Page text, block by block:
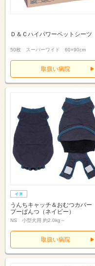
Ｄ＆Ｃハイパワーペットシーツ
50枚 スーパーワイド 60×90cm
取扱い病院
うんちキャッチ＆おむつカバー
プーぱんつ（ネイビー）
NS 小型犬用 約2.0kg～
取扱い病院